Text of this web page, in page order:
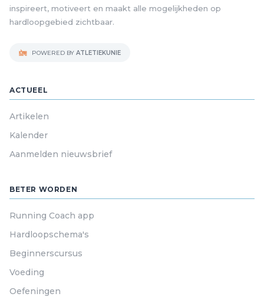
inspireert, motiveert en maakt alle mogelijkheden op
hardloopgebied zichtbaar.
POWERED BY ATLETIEKUNIE
ACTUEEL
Artikelen
Kalender
Aanmelden nieuwsbrief
BETER WORDEN
Running Coach app
Hardloopschema's
Beginnerscursus
Voeding
Oefeningen